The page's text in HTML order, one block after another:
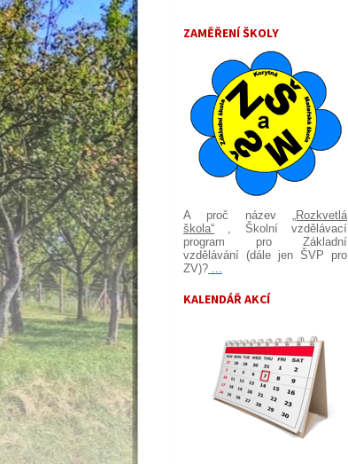
ZAMĚŘENÍ ŠKOLY
A proč název
„Rozkvetlá
škola“ , Školní vzdělávací
program pro Základní
vzdělávání (dále jen ŠVP pro
ZV)?
KALENDÁŘ AKCÍ